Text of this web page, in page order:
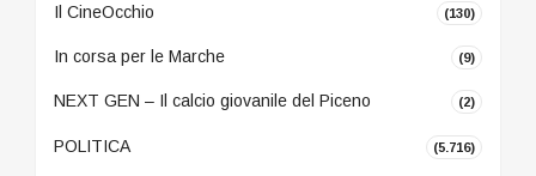
Il CineOcchio (130)
In corsa per le Marche (9)
NEXT GEN – Il calcio giovanile del Piceno (2)
POLITICA (5.716)